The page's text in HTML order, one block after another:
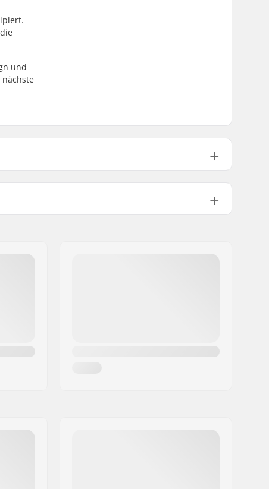
und
PU gegossen, SHR
Nicht inklusive